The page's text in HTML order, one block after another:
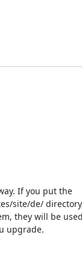
If you put the
site/de/
they will be
upgrade.